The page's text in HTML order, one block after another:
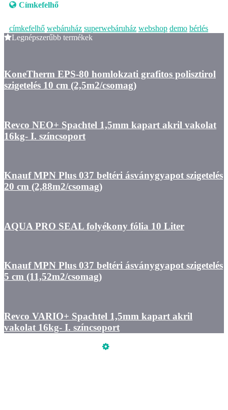
Címkefelhő
címkefelhő webáruház superwebáruház webshop demo bérlés
Legnépszerűbb termékek
KoneTherm EPS-80 homlokzati grafitos polisztirol
szigetelés 10 cm (2,5m2/csomag)
Revco NEO+ Spachtel 1,5mm kapart akril vakolat
16kg- I. színcsoport
Knauf MPN Plus 037 beltéri ásványgyapot szigetelés
20 cm (2,88m2/csomag)
AQUA PRO SEAL folyékony fólia 10 Liter
Knauf MPN Plus 037 beltéri ásványgyapot szigetelés
5 cm (11,52m2/csomag)
Revco VARIO+ Spachtel 1,5mm kapart akril
vakolat 16kg- I. színcsoport